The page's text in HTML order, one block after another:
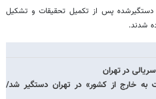
دستگیرشده پس از تکمیل تحقیقات و تشکیل
شدند.
در تهران
به خارج از کشور» در تهران دستگیر شد/